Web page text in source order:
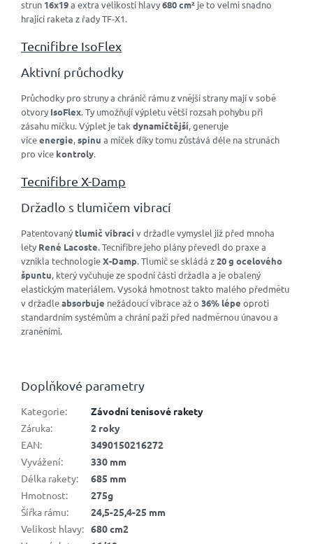
strun 16x19a extra velikostí hlavy680 cm² je to velmi snadno
hrající raketa z řady TF-X1.
Tecnifibre IsoFlex
Aktivní průchodky
Průchodky pro struny a chránič rámu z vnější strany mají v sobě
otvory IsoFlex. Ty umožňují výpletu větší rozsah pohybu při
zásahu míčku. Výplet je tak dynamičtější, generuje
víceenergie,spinu a míček díky tomu zůstává déle na strunách
pro více kontroly.
Tecnifibre X-Damp
Držadlo s tlumičem vibrací
Patentovanýtlumič vibrací v držadle vymyslel již před mnoha
lety René Lacoste. Tecnifibre jeho plány převedl do praxe a
vznikla technologieX-Damp. Tlumič se skládá z20 g ocelového
špuntu, který vyčuhuje ze spodní části držadla a je obalený
elastickým materiálem. Vysoká hmotnost takto malého předmětu
v držadleabsorbuje nežádoucí vibrace až o 36% lépe oproti
standardním systémům a chrání paži před nadměrnou únavou a
zraněními.
Doplňkové parametry
Kategorie:
Závodní tenisové rakety
Záruka:
2 roky
EAN:
3490150216272
Vyvážení:
330 mm
Délka rakety:
685 mm
Hmotnost:
275g
Šířka rámu:
24,5-25,4-25 mm
Velikost hlavy: 680 cm2